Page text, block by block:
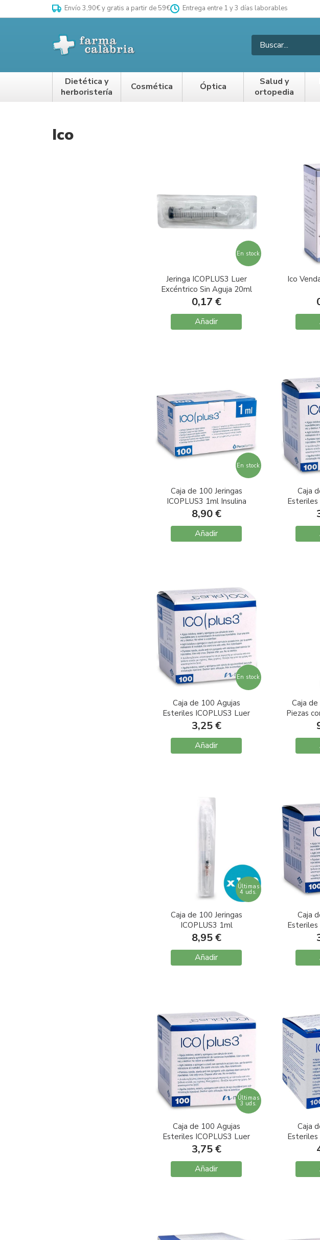
Envío 3,90€ y gratis a partir de 59€ Entrega entre 1 y 3 días laborables
Dietética y
herboristería
Cosmética Óptica
Salud y
ortopedia
Ico
En stock
Jeringa ICOPLUS3 Luer
Excéntrico Sin Aguja 20ml
1 unidad
0,17 €
Añadir
Ico
En stock
Caja de 100 Jeringas
ICOPLUS3 1ml Insulina
G25 0,5X16mm
8,90 €
Añadir
Caja
Esteriles
En stock
Caja de 100 Agujas
Esteriles ICOPLUS3 Luer
G27 0,4X12mm
3,25 €
Añadir
Caja de
Piezas
Últimas
4 uds.
Caja de 100 Jeringas
ICOPLUS3 1ml
Tuberculina G26 0,45X12
8,95 €
Añadir
Caja
Esteriles
Últimas
3 uds.
Caja de 100 Agujas
Esteriles ICOPLUS3 Luer
G20 0,9X25mm
3,75 €
Añadir
Caja
Esteriles